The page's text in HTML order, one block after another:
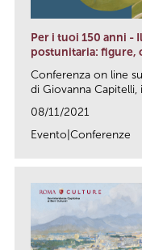
Per i tuoi 150 anni -
postunitaria: figure,
Conferenza on line
di Giovanna Capitelli,
08/11/2021
Evento|Conferenze